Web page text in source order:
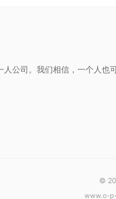
公司。我们相信，一个人也
©
www.o-